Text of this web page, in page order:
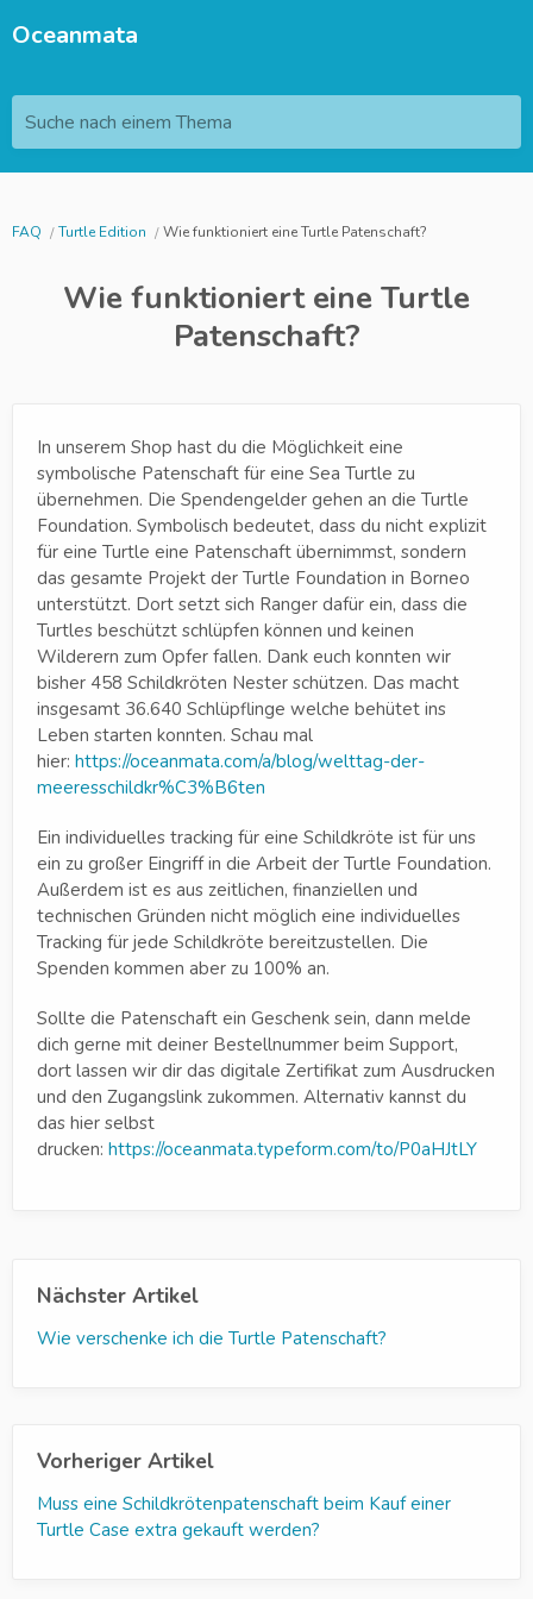
Oceanmata
Suche nach einem Thema
FAQ Turtle Edition Wie funktioniert eine Turtle Patenschaft?
Wie funktioniert eine Turtle
Patenschaft?
In unserem Shop hast du die Möglichkeit eine
symbolische Patenschaft für eine Sea Turtle zu
übernehmen. Die Spendengelder gehen an die Turtle
Foundation. Symbolisch bedeutet, dass du nicht explizit
für eine Turtle eine Patenschaft übernimmst, sondern
das gesamte Projekt der Turtle Foundation in Borneo
unterstützt. Dort setzt sich Ranger dafür ein, dass die
Turtles beschützt schlüpfen können und keinen
Wilderern zum Opfer fallen. Dank euch konnten wir
bisher 458 Schildkröten Nester schützen. Das macht
insgesamt 36.640 Schlüpflinge welche behütet ins
Leben starten konnten. Schau mal
hier: https://oceanmata.com/a/blog/welttag-der-
meeresschildkr%C3%B6ten
Ein individuelles tracking für eine Schildkröte ist für uns
ein zu großer Eingriff in die Arbeit der Turtle Foundation.
Außerdem ist es aus zeitlichen, finanziellen und
technischen Gründen nicht möglich eine individuelles
Tracking für jede Schildkröte bereitzustellen. Die
Spenden kommen aber zu 100% an.
Sollte die Patenschaft ein Geschenk sein, dann melde
dich gerne mit deiner Bestellnummer beim Support,
dort lassen wir dir das digitale Zertifikat zum Ausdrucken
und den Zugangslink zukommen. Alternativ kannst du
das hier selbst
drucken: https://oceanmata.typeform.com/to/P0aHJtLY
Nächster Artikel
Wie verschenke ich die Turtle Patenschaft?
Vorheriger Artikel
Muss eine Schildkrötenpatenschaft beim Kauf einer
Turtle Case extra gekauft werden?